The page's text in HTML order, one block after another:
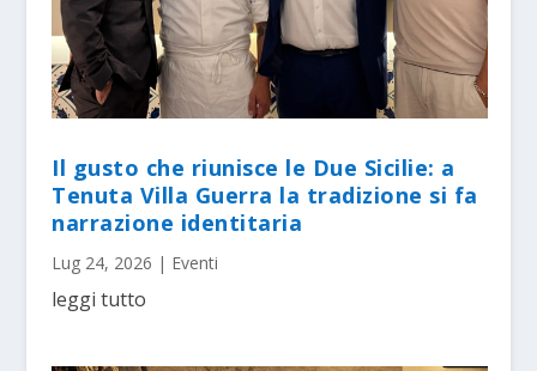
Il gusto che riunisce le Due Sicilie: a
Tenuta Villa Guerra la tradizione si fa
narrazione identitaria
Lug 24, 2026 | Eventi
leggi tutto